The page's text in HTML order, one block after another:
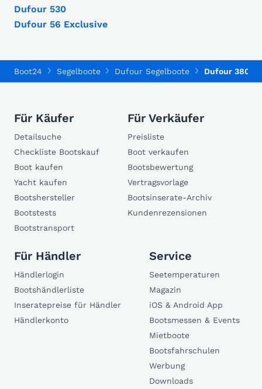
Dufour 530
Dufour 56 Exclusive
Boot24 Segelboote Dufour Segelboote Dufour 380
Für Käufer
Detailsuche
Checkliste Bootskauf
Boot kaufen
Yacht kaufen
Bootshersteller
Bootstests
Bootstransport
Für Verkäufer
Preisliste
Boot verkaufen
Bootsbewertung
Vertragsvorlage
Bootsinserate-Archiv
Kundenrezensionen
Für Händler
Händlerlogin
Bootshändlerliste
Inseratepreise für Händler
Händlerkonto
Service
Seetemperaturen
Magazin
iOS & Android App
Bootsmessen & Events
Mietboote
Bootsfahrschulen
Werbung
Downloads